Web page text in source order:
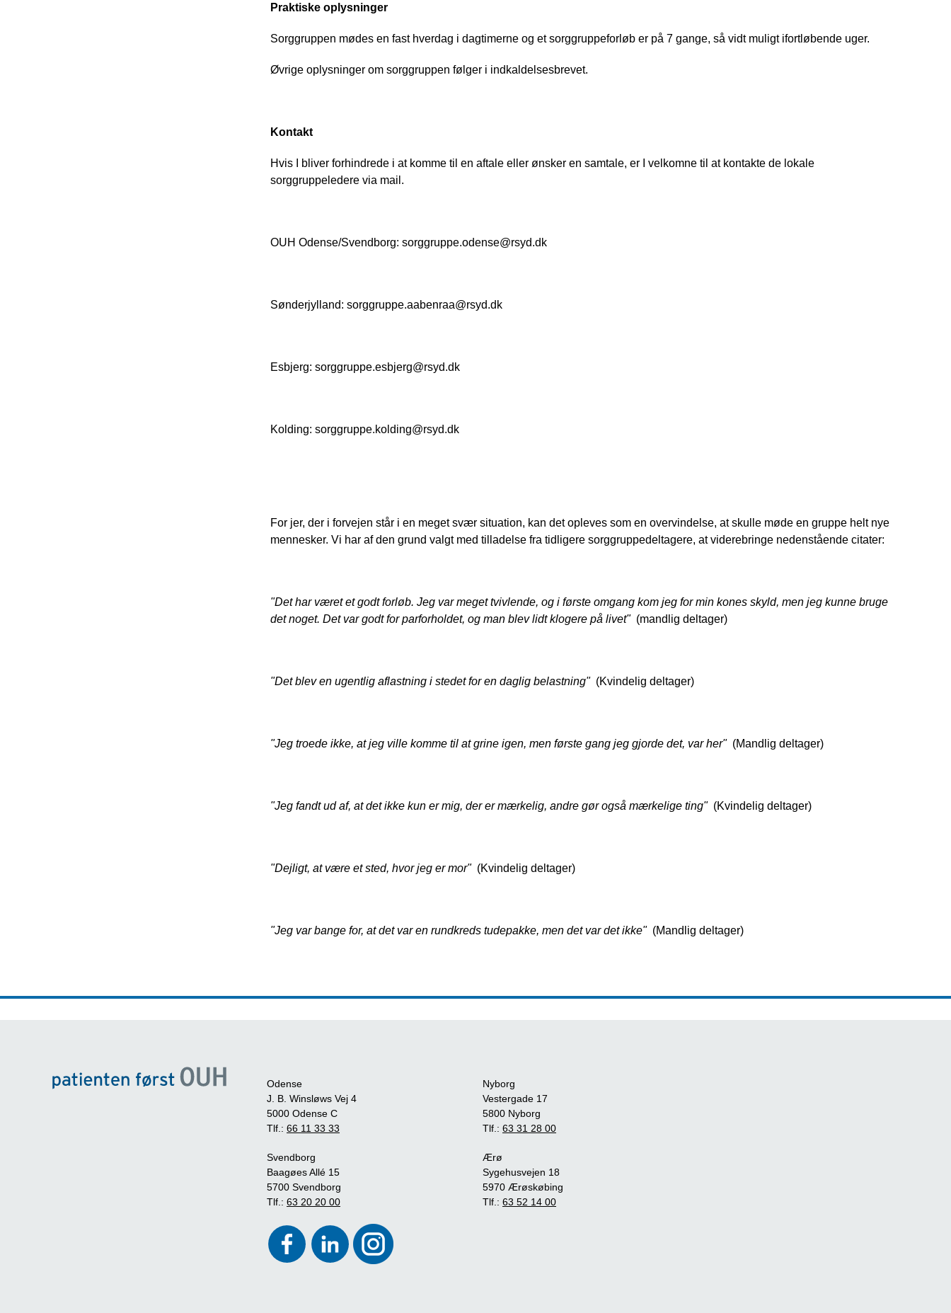
Praktiske oplysninger
Sorggruppen mødes en fast hverdag i dagtimerne og et sorggruppeforløb er på 7 gange, så vidt muligt ifortløbende uger.
Øvrige oplysninger om sorggruppen følger i indkaldelsesbrevet.
Kontakt
Hvis I bliver forhindrede i at komme til en aftale eller ønsker en samtale, er I velkomne til at kontakte de lokale
sorggruppeledere via mail.
OUH Odense/Svendborg: sorggruppe.odense@rsyd.dk
Sønderjylland: sorggruppe.aabenraa@rsyd.dk
Esbjerg: sorggruppe.esbjerg@rsyd.dk
Kolding: sorggruppe.kolding@rsyd.dk
For jer, der i forvejen står i en meget svær situation, kan det opleves som en overvindelse, at skulle møde en gruppe helt nye
mennesker. Vi har af den grund valgt med tilladelse fra tidligere sorggruppedeltagere, at viderebringe nedenstående citater:
"Det har været et godt forløb. Jeg var meget tvivlende, og i første omgang kom jeg for min kones skyld, men jeg kunne bruge
det noget. Det var godt for parforholdet, og man blev lidt klogere på livet"
  (mandlig deltager)
"Det blev en ugentlig aflastning i stedet for en daglig belastning"
  (Kvindelig deltager)
"Jeg troede ikke, at jeg ville komme til at grine igen, men første gang jeg gjorde det, var her"
  (Mandlig deltager)
"Jeg fandt ud af, at det ikke kun er mig, der er mærkelig, andre gør også mærkelige ting"
  (Kvindelig deltager)
"Dejligt, at være et sted, hvor jeg er mor"
  (Kvindelig deltager)
"Jeg var bange for, at det var en rundkreds tudepakke, men det var det ikke"
  (Mandlig deltager)
Odense
J. B. Winsløws Vej 4
5000 Odense C
Tlf.: 66 11 33 33
Svendborg
Baagøes Allé 15
5700 Svendborg
Tlf.: 63 20 20 00
Nyborg
Vestergade 17
5800 Nyborg
Tlf.: 63 31 28 00
Ærø
Sygehusvejen 18
5970 Ærøskøbing
Tlf.: 63 52 14 00